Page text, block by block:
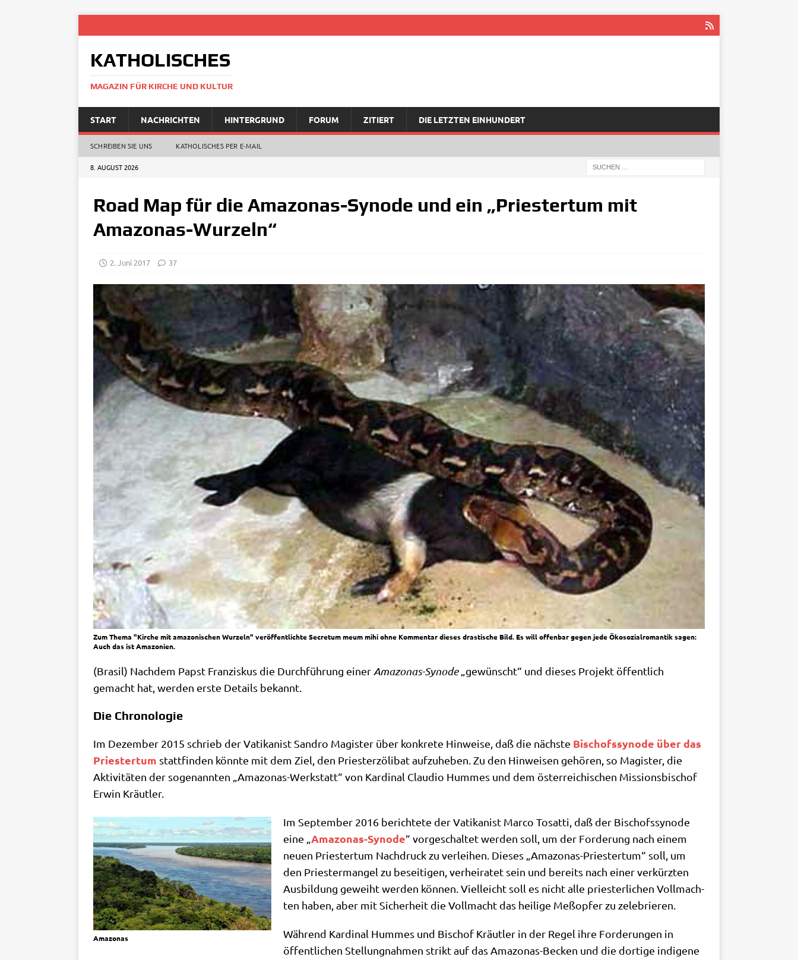
KATHOLISCHES
MAGAZIN FÜR KIRCHE UND KULTUR
START NACHRICHTEN HINTERGRUND FORUM ZITIERT DIE LETZTEN EINHUNDERT
SCHREIBEN SIE UNS KATHOLISCHES PER E‑MAIL
8. AUGUST 2026
Road Map für die Amazonas-Synode und ein „Priestertum mit
Amazonas-Wurzeln“
2. Juni 2017 37
Zum Thema "Kirche mit amazonischen Wurzeln" veröffentlichte Secretum meum mihi ohne Kommentar dieses drastische Bild. Es will offenbar gegen jede Ökosozialromantik sagen:
Auch das ist Amazonien.
(Bra­sil) Nach­dem Papst Fran­zis­kus die Durch­füh­rung einer Ama­zo­nas-Syn­ode„gewünscht“ und die­ses Pro­jekt öffent­lich
gemacht hat, wer­den erste Details bekannt.
Die Chronologie
Im Dezem­ber 2015 schrieb der Vati­ka­nist San­dro Magi­ster über kon­kre­te Hin­wei­se, daß die näch­ste Bischofs­syn­ode über das
Prie­ster­tum statt­fin­den könn­te mit dem Ziel, den Prie­ster­zö­li­bat auf­zu­he­ben. Zu den Hin­wei­sen gehö­ren, so Magi­ster, die
Akti­vi­tä­ten der soge­nann­ten „Ama­zo­nas-Werk­statt“ von Kar­di­nal Clau­dio Hum­mes und dem öster­rei­chi­schen Mis­si­ons­bi­schof
Erwin Kräutler.
Ama­zo­nas
Im Sep­tem­ber 2016 berich­te­te der Vati­ka­nist Mar­co Tosat­ti, daß der Bischofs­syn­ode
eine „ Ama­zo­nas-Syn­ode“ vor­ge­schal­tet wer­den soll, um der For­de­rung nach einem
neu­en Prie­ster­tum Nach­druck zu ver­lei­hen. Die­ses „Ama­zo­nas-Prie­ster­tum“ soll, um
den Prie­ster­man­gel zu besei­ti­gen, ver­hei­ra­tet sein und bereits nach einer ver­kürz­ten
Aus­bil­dung geweiht wer­den kön­nen. Viel­leicht soll es nicht alle prie­ster­li­chen Voll­mach­
ten haben, aber mit Sicher­heit die Voll­macht das hei­li­ge Meß­op­fer zu zelebrieren.
Wäh­rend Kar­di­nal Hum­mes und Bischof Kräut­ler in der Regel ihre For­de­run­gen in
öffent­li­chen Stel­lung­nah­men strikt auf das Ama­zo­nas-Becken und die dor­ti­ge indi­ge­ne